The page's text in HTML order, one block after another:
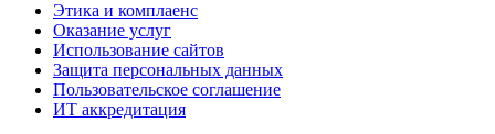
Этика и комплаенс
Оказание услуг
Использование сайтов
Защита персональных данных
Пользовательское соглашение
ИТ аккредитация